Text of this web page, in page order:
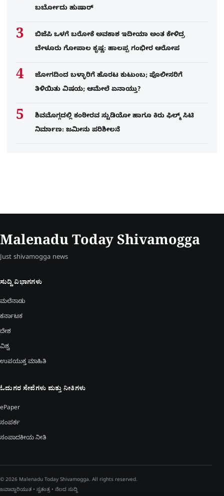
ಬರ್ಬೋದು ಹುಷಾರ್​​
ಬಿಜೆಪಿ ಒಳಗೆ ಬರೋಕೆ ಅವಕಾಶ ಇದೀಯಾ ಅಂತ ಕೇಳಿದ್ರ
ಬೇಳೂರು ಗೋಪಾಲ ಕೃಷ್ಣ: ಹಾಲಪ್ಪ ಗಂಭೀರ ಆರೋಪ
ಜೋಗದಿಂದ ಬಳ್ಳಾರಿಗೆ ಹೊರಟ ಕುಟುಂಬ; ಪೊಲೀಸರಿಗೆ
ತಿಳಿಯಿತು ವಿಷಯ; ಆಮೇಲೆ ಏನಾಯ್ತು?
ಶಿವಮೊಗ್ಗದಲ್ಲಿ ಕಂಠೀರವ ಸ್ಟುಡಿಯೋ ಹಾಗೂ ಕಿರು ಫಿಲ್ಮ್ ಸಿಟಿ
ನಿರ್ಮಾಣ: ಜಮೀನು ಪರಿಶೀಲನೆ
Malenadu Today Shivamogga
Just shivamogga news
ಸುದ್ದಿ ವಿಭಾಗಗಳು
ಮಲೆನಾಡು
ಕರ್ನಾಟಕ
ದೇಶ
ವಿಶ್ವ
ಉಪಯುಕ್ತ ಮಾಹಿತಿ
ಓದುಗರ ಸೇವೆಗಳು ಮತ್ತು ನೀತಿಗಳು
ePaper
ಸಂಪರ್ಕ
ಸಂಪಾದಕೀಯ ನೀತಿ
© 2026 Malenadu Today Shivamogga. All rights reserved.
ಜವಾಬ್ದಾರಿಯುತ • ಸ್ವತಂತ್ರ • ನೆಲದ ಸುದ್ದಿ